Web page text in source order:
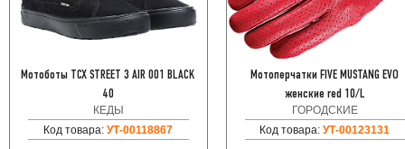
Мотоботы TCX STREET 3 AIR 001 BLACK
40
КЕДЫ
Код товара:УТ-00118867
Мотоперчатки FIVE MUSTANG EVO
женские red 10/L
ГОРОДСКИЕ
Код товара:УТ-00123131